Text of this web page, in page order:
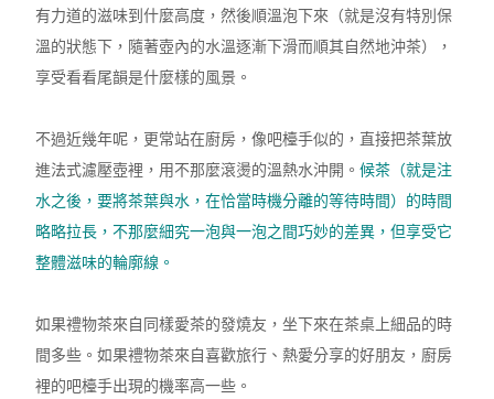
有力道的滋味到什麼高度，然後順溫泡下來（就是沒有特別保
溫的狀態下，隨著壺內的水溫逐漸下滑而順其自然地沖茶），
享受看看尾韻是什麼樣的風景。
不過近幾年呢，更常站在廚房，像吧檯手似的，直接把茶葉放
進法式濾壓壺裡，用不那麼滾燙的溫熱水沖開。候茶（就是注
水之後，要將茶葉與水，在恰當時機分離的等待時間）的時間
略略拉長，不那麼細究一泡與一泡之間巧妙的差異，但享受它
整體滋味的輪廓線。
如果禮物茶來自同樣愛茶的發燒友，坐下來在茶桌上細品的時
間多些。如果禮物茶來自喜歡旅行、熱愛分享的好朋友，廚房
裡的吧檯手出現的機率高一些。